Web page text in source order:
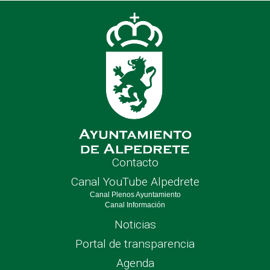
Contacto
Canal YouTube Alpedrete
Canal Plenos Ayuntamiento
Canal Información
Noticias
Portal de transparencia
Agenda